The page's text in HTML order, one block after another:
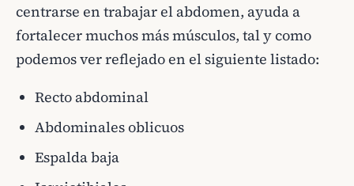
centrarse en trabajar el abdomen, ayuda a
fortalecer muchos más músculos, tal y como
podemos ver reflejado en el siguiente listado:
Recto abdominal
Abdominales oblicuos
Espalda baja